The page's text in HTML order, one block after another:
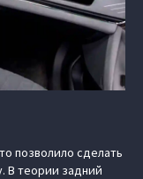
позволило сделать
В теории задний